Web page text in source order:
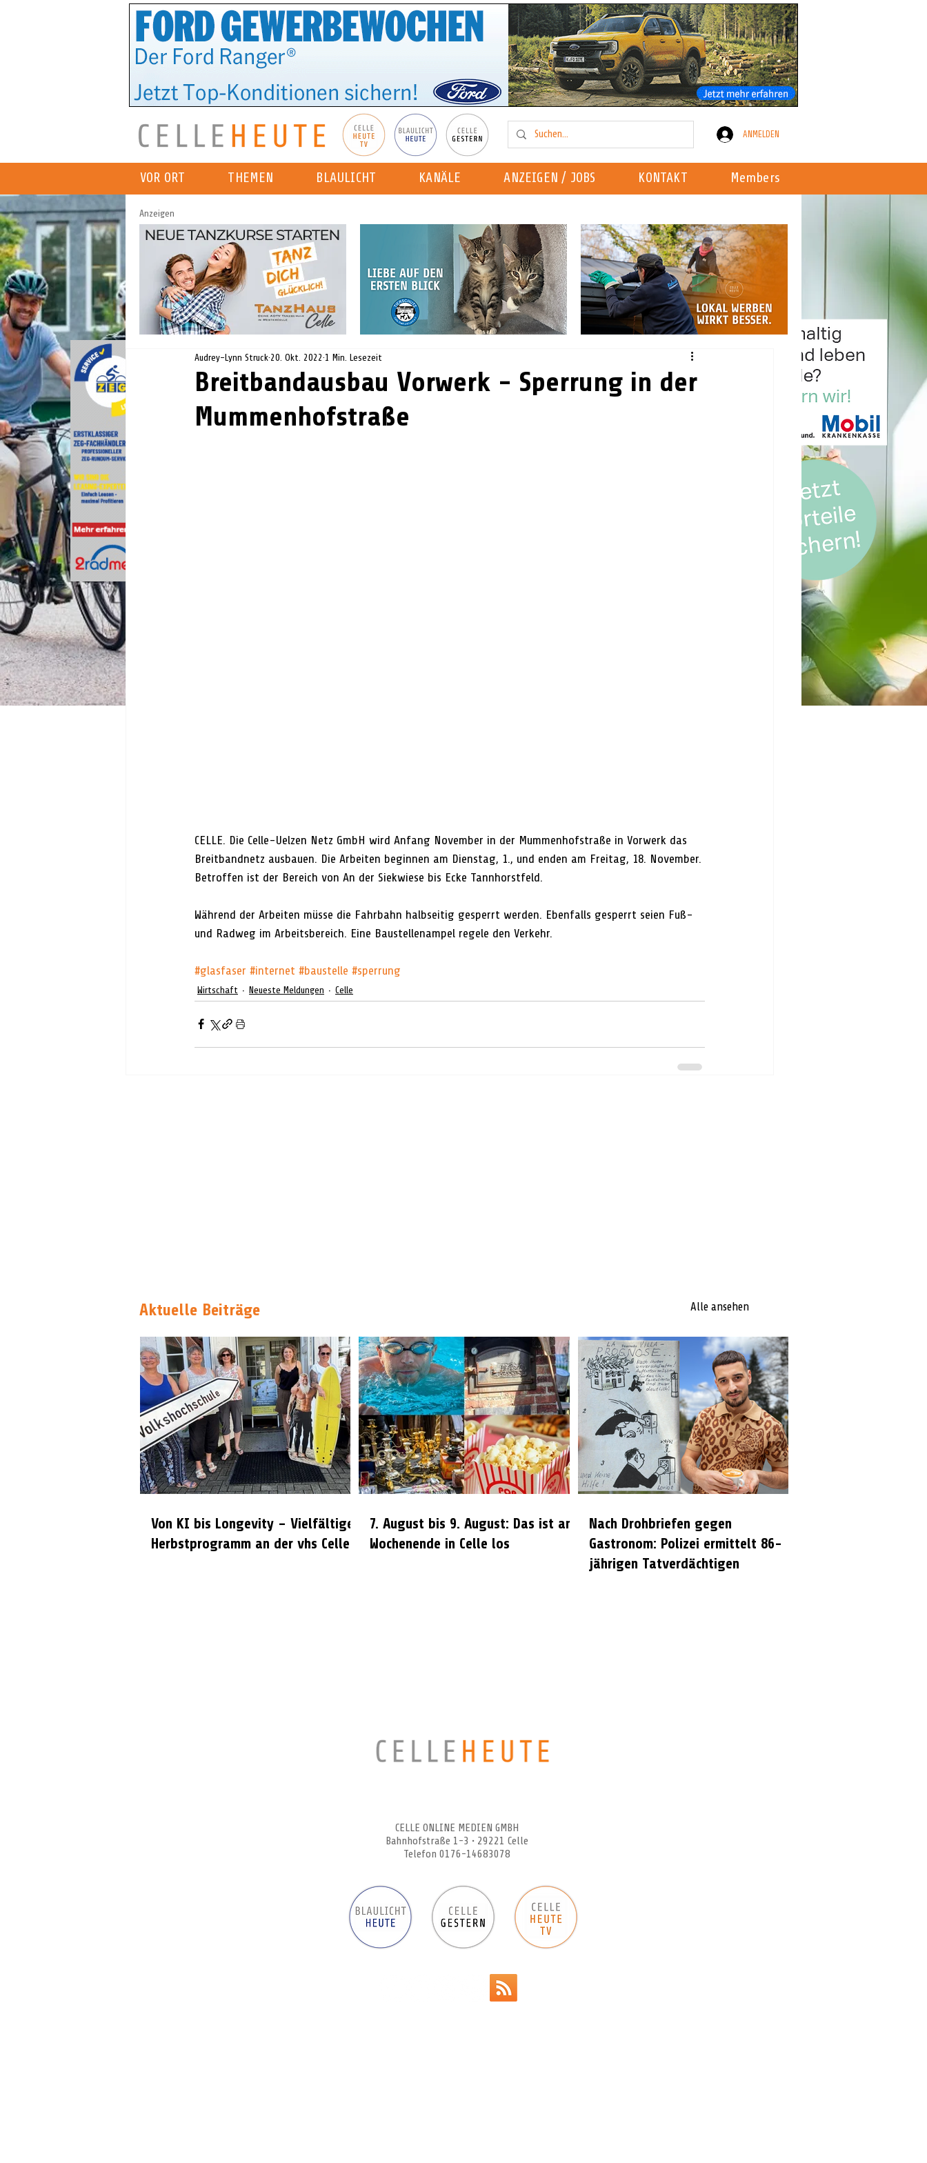
ANMELDEN
VOR ORT THEMEN BLAULICHT KANÄLE ANZEIGEN / JOBS KONTAKT Members
Anzeigen
Breitbandausbau Vorwerk - Sperrung in der
Mummenhofstraße
Audrey-Lynn Struck 20. Okt. 2022 1 Min. Lesezeit
CELLE. Die Celle-Uelzen Netz GmbH wird Anfang November in der Mummenhofstraße in Vorwerk das
Breitbandnetz ausbauen. Die Arbeiten beginnen am Dienstag, 1., und enden am Freitag, 18. November.
Betroffen ist der Bereich von An der Siekwiese bis Ecke Tannhorstfeld.
Während der Arbeiten müsse die Fahrbahn halbseitig gesperrt werden. Ebenfalls gesperrt seien Fuß-
und Radweg im Arbeitsbereich. Eine Baustellenampel regele den Verkehr.
#glasfaser #internet #baustelle #sperrung
Wirtschaft Neueste Meldungen Celle
Aktuelle Beiträge Alle ansehen
Von KI bis Longevity – Vielfältiges
Herbstprogramm an der vhs Celle
7. August bis 9. August: Das ist am
Wochenende in Celle los
Nach Drohbriefen gegen
Gastronom: Polizei ermittelt 86-
jährigen Tatverdächtigen
CELLE ONLINE MEDIEN GMBH
Bahnhofstraße 1-3 • 29221 Celle
Telefon 0176-14683078